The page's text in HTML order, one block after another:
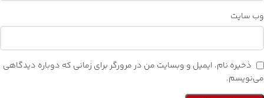
وب‌ سایت
ذخیره نام، ایمیل و وبسایت من در مرورگر برای زمانی که دوباره دیدگاهی
می‌نویسم.